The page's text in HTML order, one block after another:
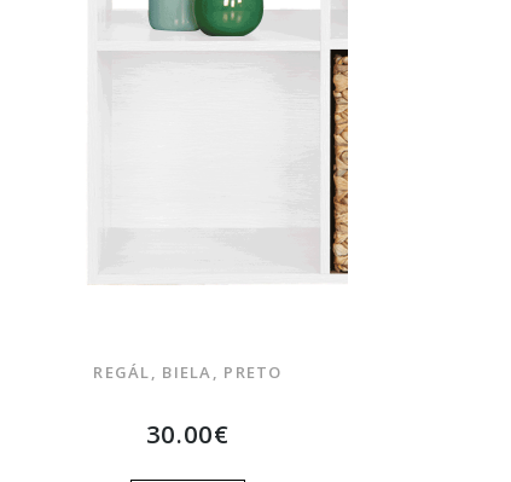
REGÁL, BIELA, PRETO
30.00€